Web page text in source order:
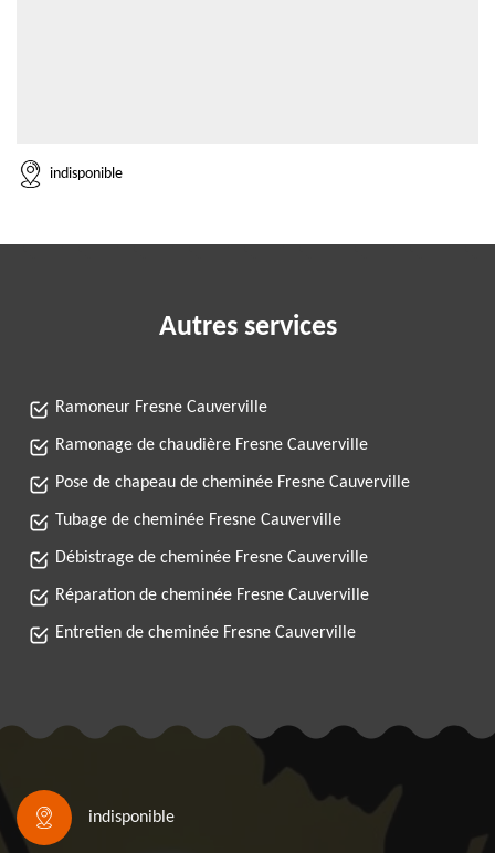
indisponible
Autres services
Ramoneur Fresne Cauverville
Ramonage de chaudière Fresne Cauverville
Pose de chapeau de cheminée Fresne Cauverville
Tubage de cheminée Fresne Cauverville
Débistrage de cheminée Fresne Cauverville
Réparation de cheminée Fresne Cauverville
Entretien de cheminée Fresne Cauverville
indisponible